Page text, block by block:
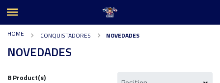
HOME CONQUISTADORES NOVEDADES
NOVEDADES
8 Product(s)